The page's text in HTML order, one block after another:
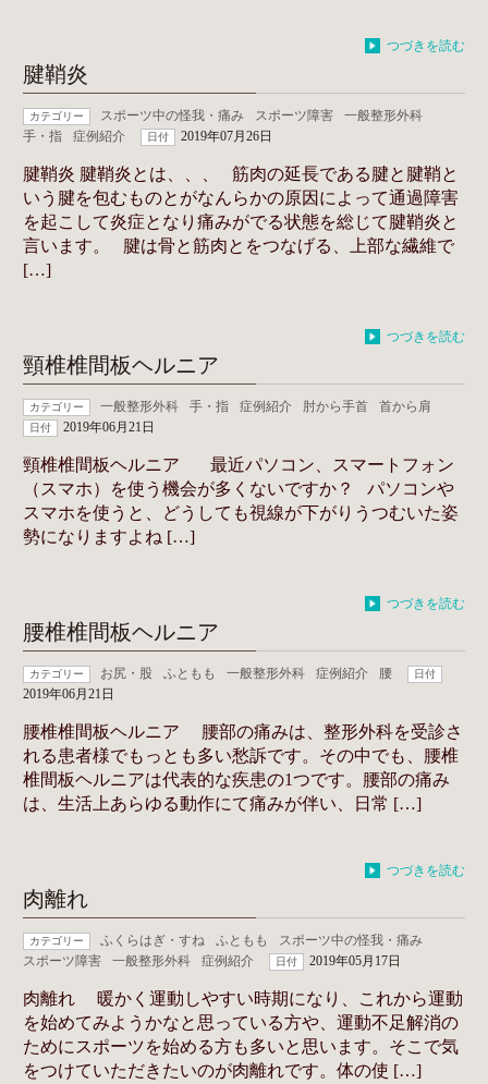
つづきを読む
腱鞘炎
カテゴリー スポーツ中の怪我・痛み スポーツ障害
一般整形外科
手・指
症例紹介 日付 2019年07月26日
腱鞘炎 腱鞘炎とは、、、 筋肉の延長である腱と腱鞘と
いう腱を包むものとがなんらかの原因によって通過障害
を起こして炎症となり痛みがでる状態を総じて腱鞘炎と
言います。 腱は骨と筋肉とをつなげる、上部な繊維で
[…]
つづきを読む
頸椎椎間板ヘルニア
カテゴリー 一般整形外科 手・指 症例紹介 肘から手首 首から肩
日付 2019年06月21日
頸椎椎間板ヘルニア 最近パソコン、スマートフォン
（スマホ）を使う機会が多くないですか？ パソコンや
スマホを使うと、どうしても視線が下がりうつむいた姿
勢になりますよね […]
つづきを読む
腰椎椎間板ヘルニア
カテゴリー お尻・股 ふともも 一般整形外科 症例紹介 腰 日付
2019年06月21日
腰椎椎間板ヘルニア 腰部の痛みは、整形外科を受診さ
れる患者様でもっとも多い愁訴です。その中でも、腰椎
椎間板ヘルニアは代表的な疾患の1つです。腰部の痛み
は、生活上あらゆる動作にて痛みが伴い、日常 […]
つづきを読む
肉離れ
カテゴリー ふくらはぎ・すね ふともも
スポーツ中の怪我・痛み
スポーツ障害
一般整形外科 症例紹介 日付 2019年05月17日
肉離れ 暖かく運動しやすい時期になり、これから運動
を始めてみようかなと思っている方や、運動不足解消の
ためにスポーツを始める方も多いと思います。そこで気
をつけていただきたいのが肉離れです。体の使 […]